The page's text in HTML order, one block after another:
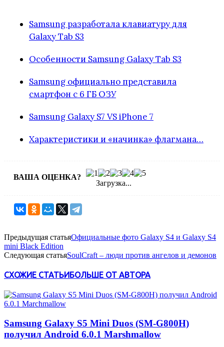
Samsung разработала клавиатуру для
Galaxy Tab S3
Особенности Samsung Galaxy Tab S3
Samsung официально представила
смартфон с 6 ГБ ОЗУ
Samsung Galaxy S7 VS iPhone 7
Характеристики и «начинка» флагмана…
ВАША ОЦЕНКА?
Загрузка...
Предыдущая статьяОфициальные фото Galaxy S4 и Galaxy S4
mini Black Edition
Следующая статьяSoulCraft – люди против ангелов и демонов
СХОЖИЕ СТАТЬИБОЛЬШЕ ОТ АВТОРА
Samsung Galaxy S5 Mini Duos (SM-G800H)
получил Android 6.0.1 Marshmallow